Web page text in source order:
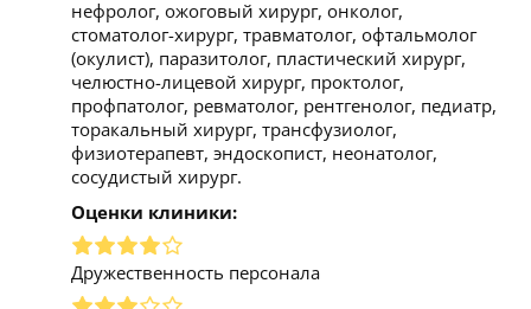
нефролог, ожоговый хирург, онколог,
стоматолог-хирург, травматолог, офтальмолог
(окулист), паразитолог, пластический хирург,
челюстно-лицевой хирург, проктолог,
профпатолог, ревматолог, рентгенолог, педиатр,
торакальный хирург, трансфузиолог,
физиотерапевт, эндоскопист, неонатолог,
сосудистый хирург.
Оценки клиники:
Дружественность персонала